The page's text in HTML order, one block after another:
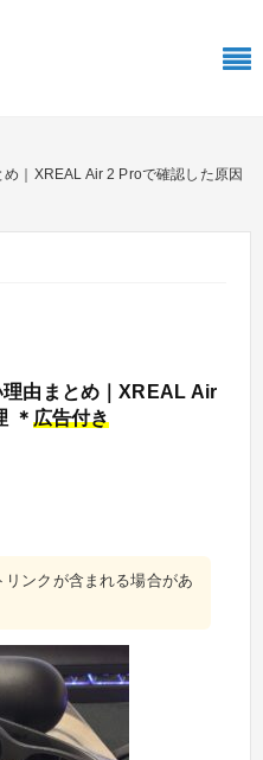
｜XREAL Air 2 Proで確認した原因
由まとめ｜XREAL Air
2 Proで確認した原因を整理 ＊ 広告付き
ンクが含まれる場合があ